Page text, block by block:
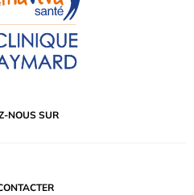
NOUS SUR